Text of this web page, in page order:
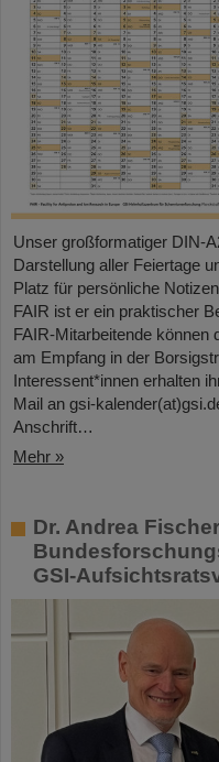
Unser großformatiger DIN-
Darstellung aller Feiertage
Platz für persönliche
FAIR ist er ein praktischer
FAIR-Mitarbeitende können
am Empfang in der
Interessent*innen erhalten
Mail an gsi-
Anschrift…
Mehr »
Dr. Andrea
GSI-